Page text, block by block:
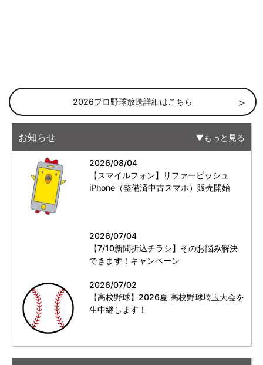
2026プロ野球放送詳細はこちら
お知らせ もっと見る
2026/08/04
【スマイルフォン】リファービッシュ
iPhone（整備済中古スマホ）販売開始
2026/07/04
【7/10新聞折込チラシ】そのお悩み解決
できます！キャンペーン
2026/07/02
【高校野球】2026夏 高校野球埼玉大会を
生中継します！